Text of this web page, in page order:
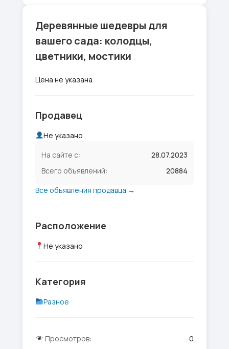
Деревянные шедевры для
вашего сада: колодцы,
цветники, мостики
Цена не указана
Продавец
Не указано
На сайте с:
28.07.2023
Всего объявлений:
20884
Все объявления продавца →
Расположение
Не указано
Категория
Разное
Просмотров:
0